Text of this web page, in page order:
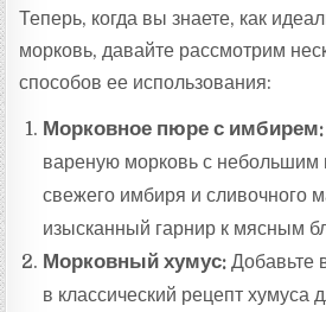
Теперь, когда вы знаете, как
морковь, давайте рассмотрим
способов ее использования:
Морковное пюре с имбирем:
вареную морковь с небольшим
свежего имбиря и сливочного
изысканный гарнир к мясным
Морковный хумус: Добавьте
в классический рецепт хумуса